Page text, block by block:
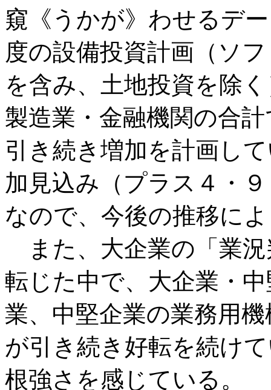
窺《うかが》わせるデ
度の設備投資計画（ソ
を含み、土地投資を除
製造業・金融機関の合
引き続き増加を計画し
加見込み（プラス４・
なので、今後の推移に
また、大企業の「業況
転じた中で、大企業・
業、中堅企業の業務用
が引き続き好転を続け
根強さを感じている。